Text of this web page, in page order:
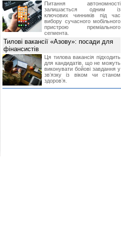
Питання автономності
залишається одним із
ключових чинників під час
вибору сучасного мобільного
пристрою преміального
сегмента.
Тилові вакансії «Азову»: посади для
фінансистів
Ця тилова вакансія підходить
для кандидатів, що не можуть
виконувати бойові завдання у
звʼязку із віком чи станом
здоровʼя.